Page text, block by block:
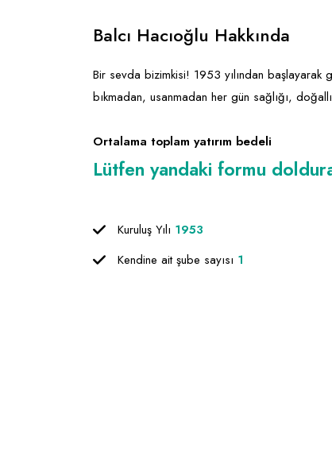
Balcı Hacıoğlu Hakkında
Bir sevda bizimkisi! 1953 yılından başlayarak
bıkmadan, usanmadan her gün sağlığı,
Ortalama toplam yatırım bedeli
Lütfen yandaki formu
Kuruluş Yılı 1953
Kendine ait şube sayısı 1